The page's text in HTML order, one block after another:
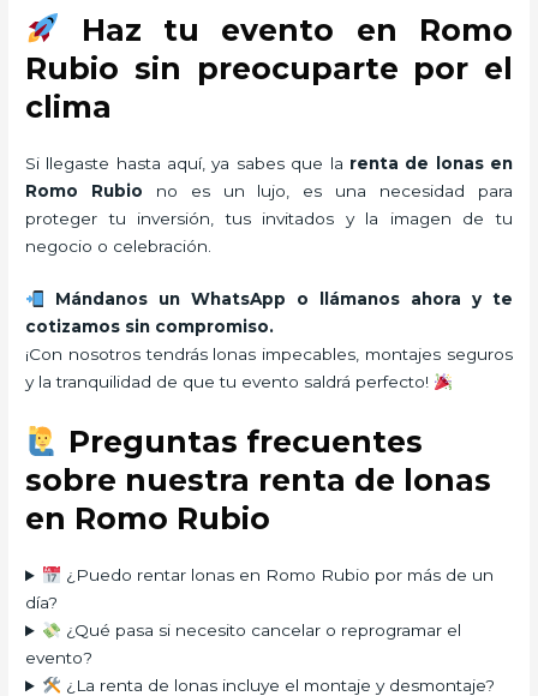
Haz tu evento en Romo
Rubio sin preocuparte por el
clima
Si llegaste hasta aquí, ya sabes que la renta de lonas en
Romo Rubio no es un lujo, es una necesidad para
proteger tu inversión, tus invitados y la imagen de tu
negocio o celebración.
Mándanos un WhatsApp o llámanos ahora y te
cotizamos sin compromiso.
¡Con nosotros tendrás lonas impecables, montajes seguros
y la tranquilidad de que tu evento saldrá perfecto!
Preguntas frecuentes
sobre nuestra renta de lonas
en Romo Rubio
¿Puedo rentar lonas en Romo Rubio por más de un
día?
¿Qué pasa si necesito cancelar o reprogramar el
evento?
¿La renta de lonas incluye el montaje y desmontaje?